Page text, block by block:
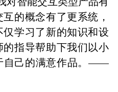
的概念有了更系统，
学习了新的知识和设
指导帮助下我们以小
自己的满意作品。——